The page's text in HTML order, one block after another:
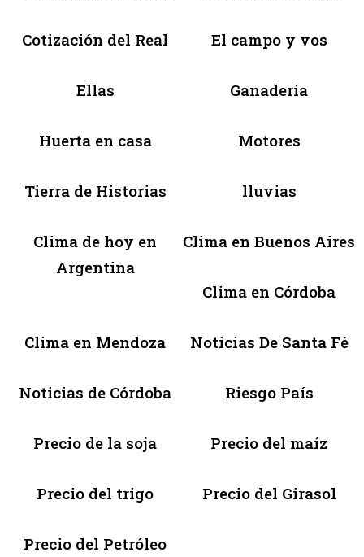
Cotización del Real El campo y vos
Ellas Ganadería
Huerta en casa Motores
Tierra de Historias lluvias
Clima de hoy en
Argentina
Clima en Buenos Aires
Clima en Córdoba
Clima en Mendoza Noticias De Santa Fé
Noticias de Córdoba Riesgo País
Precio de la soja Precio del maíz
Precio del trigo Precio del Girasol
Precio del Petróleo